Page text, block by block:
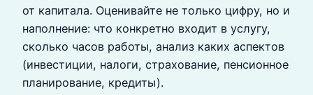
от капитала. Оценивайте не только цифру, но и
наполнение: что конкретно входит в услугу,
сколько часов работы, анализ каких аспектов
(инвестиции, налоги, страхование, пенсионное
планирование, кредиты).